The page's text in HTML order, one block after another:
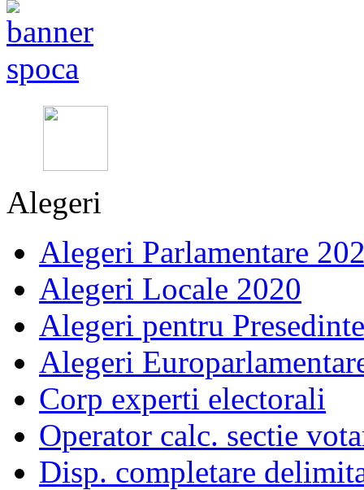
Alegeri
Alegeri Parlamentare
Alegeri Locale 2020
Alegeri pentru
Alegeri
Corp experti electorali
Operator calc. sectie
Disp. completare